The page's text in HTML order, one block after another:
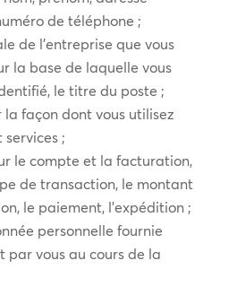
de téléphone ;
de l’entreprise que vous
la base de laquelle vous
le titre du poste ;
la façon dont vous utilisez
;
le compte et la facturation,
de transaction, le montant
le paiement, l’expédition ;
personnelle fournie
par vous au cours de la